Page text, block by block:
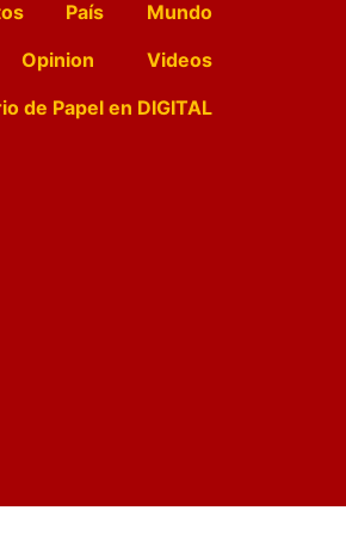
País
Mundo
Opinion
Videos
de Papel en DIGITAL